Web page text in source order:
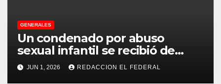
GENERALES
Un condenado por abuso
sexual infantil se recibió de
psicopedagogo dentro del
Servicio Penitenciario de La
JUN 1, 2026 REDACCION EL FEDERAL